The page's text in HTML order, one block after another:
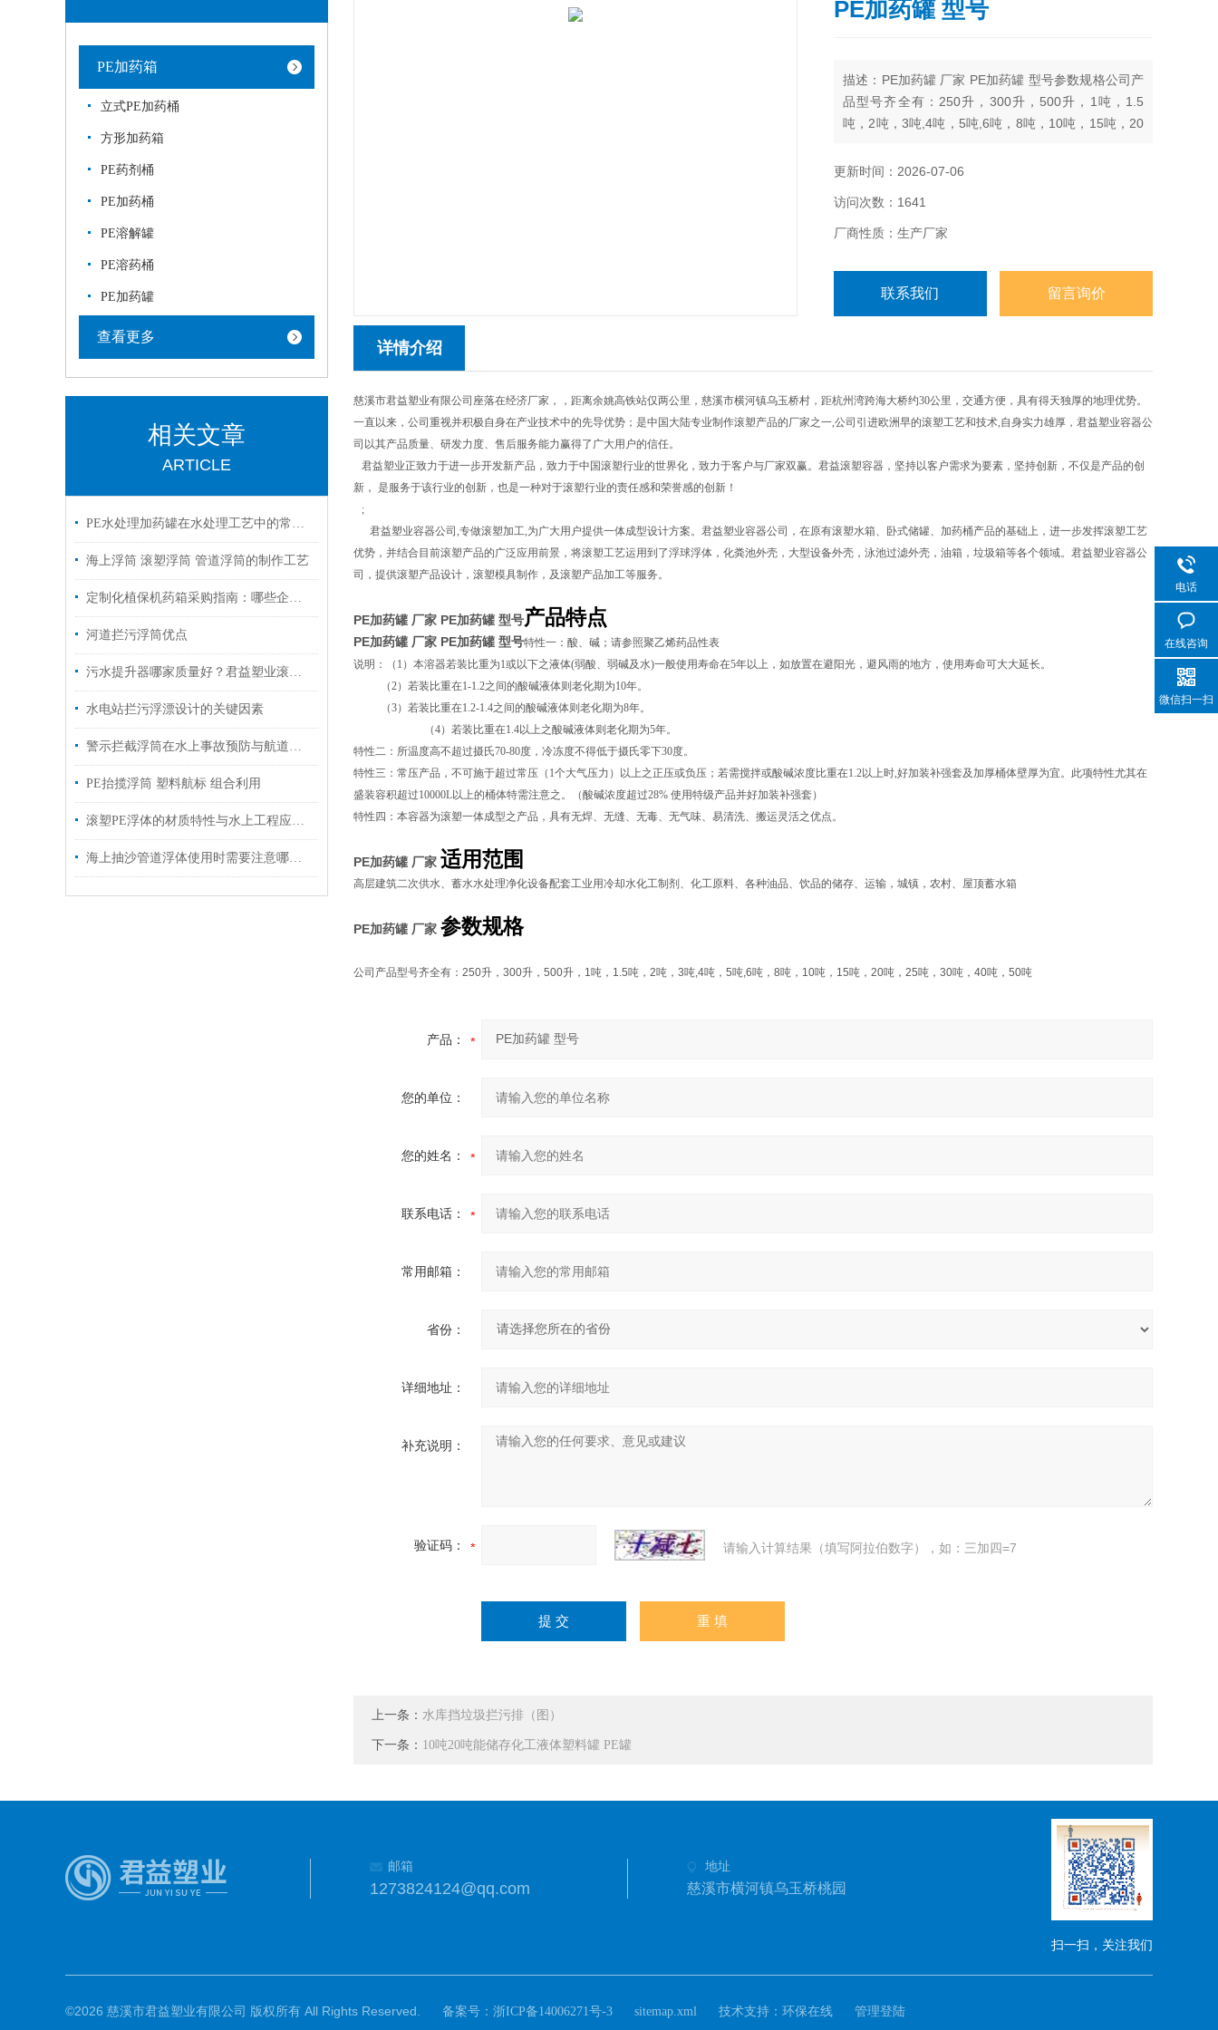
PE加药箱
立式PE加药桶
方形加药箱
PE药剂桶
PE加药桶
PE溶解罐
PE溶药桶
PE加药罐
查看更多
相关文章
ARTICLE
PE水处理加药罐在水处理工艺中的常见用途
海上浮筒 滚塑浮筒 管道浮筒的制作工艺
定制化植保机药箱采购指南：哪些企业支持按需开模、快速打样与批量交付？​
河道拦污浮筒优点
污水提升器哪家质量好？君益塑业滚塑污水提升设备技术详解
水电站拦污浮漂设计的关键因素
警示拦截浮筒在水上事故预防与航道隔离中的关键作用
PE抬揽浮筒 塑料航标 组合利用
滚塑PE浮体的材质特性与水上工程应用介绍
海上抽沙管道浮体使用时需要注意哪些方面
PE加药罐 型号
描述：PE加药罐 厂家 PE加药罐 型号参数规格公司产
品型号齐全有：250升，300升，500升，1吨，1.5
吨，2吨，3吨,4吨，5吨,6吨，8吨，10吨，15吨，20
更新时间：2026-07-06
访问次数：1641
厂商性质：生产厂家
联系我们 留言询价
详情介绍
慈溪市君益塑业有限公司座落在经济厂家，，距离余姚高铁站仅两公里，慈溪市横河镇乌玉桥村，距杭州湾跨海大桥约30公里，交通方便，具有得天独厚的地理优势。
一直以来，公司重视并积极自身在产业技术中的先导优势；是中国大陆专业制作滚塑产品的厂家之一,公司引进欧洲早的滚塑工艺和技术,自身实力雄厚，君益塑业容器公
司以其产品质量、研发力度、售后服务能力赢得了广大用户的信任。
君益塑业正致力于进一步开发新产品，致力于中国滚塑行业的世界化，致力于客户与厂家双赢。君益滚塑容器，坚持以客户需求为要素，坚持创新，不仅是产品的创
新， 是服务于该行业的创新，也是一种对于滚塑行业的责任感和荣誉感的创新！
;
君益塑业容器公司,专做滚塑加工,为广大用户提供一体成型设计方案。君益塑业容器公司，在原有滚塑水箱、卧式储罐、加药桶产品的基础上，进一步发挥滚塑工艺
优势，并结合目前滚塑产品的广泛应用前景，将滚塑工艺运用到了浮球浮体，化粪池外壳，大型设备外壳，泳池过滤外壳，油箱，垃圾箱等各个领域。君益塑业容器公
司，提供滚塑产品设计，滚塑模具制作，及滚塑产品加工等服务。
PE加药罐 厂家 PE加药罐 型号产品特点
PE加药罐 厂家 PE加药罐 型号特性一：酸、碱；请参照聚乙烯药品性表
说明：（1）本溶器若装比重为1或以下之液体(弱酸、弱碱及水)一般使用寿命在5年以上，如放置在避阳光，避风雨的地方，使用寿命可大大延长。
（2）若装比重在1-1.2之间的酸碱液体则老化期为10年。
（3）若装比重在1.2-1.4之间的酸碱液体则老化期为8年。
（4）若装比重在1.4以上之酸碱液体则老化期为5年。
特性二：所温度高不超过摄氏70-80度，冷冻度不得低于摄氏零下30度。
特性三：常压产品，不可施于超过常压（1个大气压力）以上之正压或负压；若需搅拌或酸碱浓度比重在1.2以上时,好加装补强套及加厚桶体壁厚为宜。此项特性尤其在
盛装容积超过10000L以上的桶体特需注意之。（酸碱浓度超过28% 使用特级产品并好加装补强套）
特性四：本容器为滚塑一体成型之产品，具有无焊、无缝、无毒、无气味、易清洗、搬运灵活之优点。
PE加药罐 厂家 适用范围
高层建筑二次供水、蓄水水处理净化设备配套工业用冷却水化工制剂、化工原料、各种油品、饮品的储存、运输，城镇，农村、屋顶蓄水箱
PE加药罐 厂家 参数规格
公司产品型号齐全有： 250升， 300升， 500升， 1吨， 1.5吨， 2吨， 3吨,4吨， 5吨,6吨， 8吨， 10吨， 15吨， 20吨， 25吨， 30吨， 40吨， 50吨
产品：
您的单位：
您的姓名：
联系电话：
常用邮箱：
省份：
详细地址：
补充说明：
验证码： 请输入计算结果（填写阿拉伯数字），如：三加四=7
上一条： 水库挡垃圾拦污排（图）
下一条： 10吨20吨能储存化工液体塑料罐 PE罐
邮箱
1273824124@qq.com
地址
慈溪市横河镇乌玉桥桃园
扫一扫，关注我们
©2026 慈溪市君益塑业有限公司 版权所有 All Rights Reserved. 备案号： 浙ICP备14006271号-3 sitemap.xml 技术支持： 环保在线 管理登陆
电话
在线咨询
微信扫一扫